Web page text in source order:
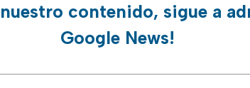
contenido, sigue a
Google News!